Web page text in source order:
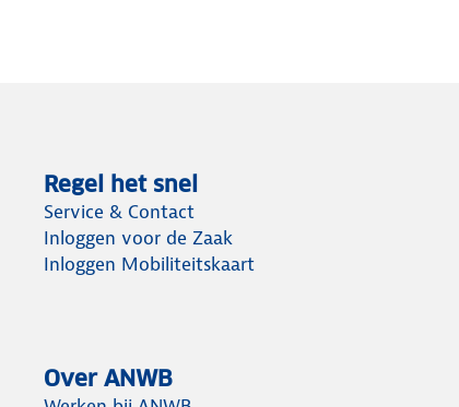
Regel het snel
Service & Contact
Inloggen voor de Zaak
Inloggen Mobiliteitskaart
Over ANWB